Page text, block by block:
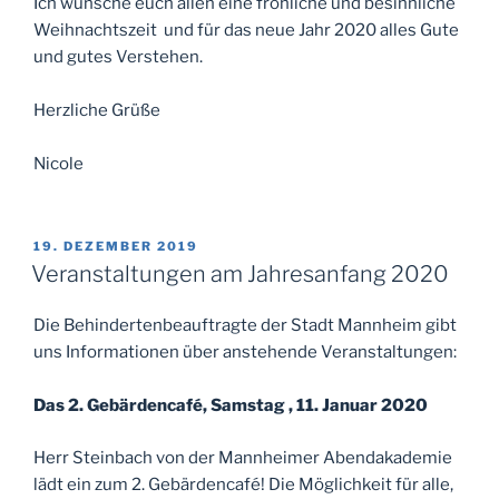
Weihnachtszeit und für das neue Jahr 2020 alles Gute
und gutes Verstehen.
Herzliche Grüße
Nicole
VERÖFFENTLICHT
AM
19. DEZEMBER 2019
Veranstaltungen am Jahresanfang 2020
Die Behindertenbeauftragte der Stadt Mannheim gibt
uns Informationen über anstehende Veranstaltungen:
Das 2. Gebärdencafé, Samstag , 11. Januar 2020
Herr Steinbach von der Mannheimer Abendakademie
lädt ein zum 2. Gebärdencafé! Die Möglichkeit für alle,